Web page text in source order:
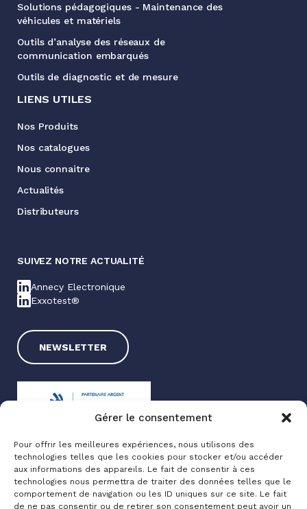
Gérer le consentement
Pour offrir les meilleures expériences, nous utilisons des
technologies telles que les cookies pour stocker et/ou accéder
aux informations des appareils. Le fait de consentir à ces
technologies nous permettra de traiter des données telles que le
comportement de navigation ou les ID uniques sur ce site. Le fait
de ne pas consentir ou de retirer son consentement peut avoir un
Solutions pédagogiques - Maintenance des
véhicules et matériels
Outils d’analyse des réseaux de
communication embarqués
Outils de diagnostic et de mesure
LIENS UTILES
Nos Produits
Nos catalogues
Nous connaitre
Actualités
Distributeurs
SUIVEZ NOTRE ACTUALITÉ
Annecy Electronique
Exxotest®
NEWSLETTER
Exxotest® 2025
Mentions légales
Politique de confidentialité